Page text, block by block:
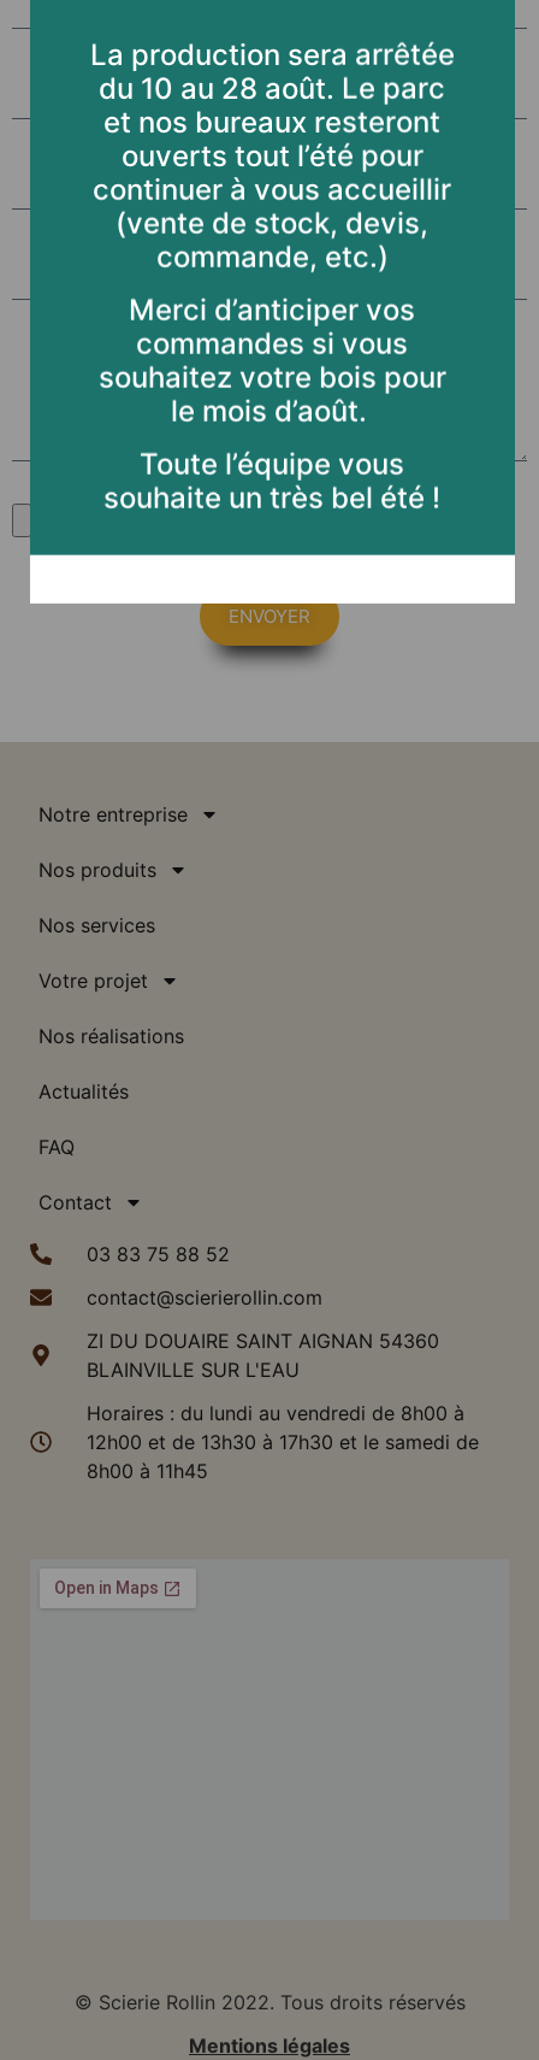
ENVOYER
Notre entreprise
Nos produits
Nos services
Votre projet
Nos réalisations
Actualités
FAQ
Contact
03 83 75 88 52
contact@scierierollin.com
ZI DU DOUAIRE SAINT AIGNAN 54360
BLAINVILLE SUR L'EAU
Horaires : du lundi au vendredi de 8h00 à
12h00 et de 13h30 à 17h30 et le samedi de
8h00 à 11h45
© Scierie Rollin 2022. Tous droits réservés
Mentions légales
La production sera arrêtée
du 10 au 28 août. Le parc
et nos bureaux resteront
ouverts tout l’été pour
continuer à vous accueillir
(vente de stock, devis,
commande, etc.)
Merci d’anticiper vos
commandes si vous
souhaitez votre bois pour
le mois d’août.
Toute l’équipe vous
souhaite un très bel été !